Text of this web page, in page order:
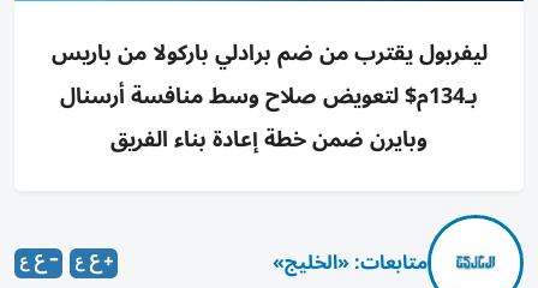
ليفربول يقترب من ضم برادلي باركولا من باريس
بـ134م$ لتعويض صلاح وسط منافسة أرسنال
وبايرن ضمن خطة إعادة بناء الفريق
متابعات: «الخليج»